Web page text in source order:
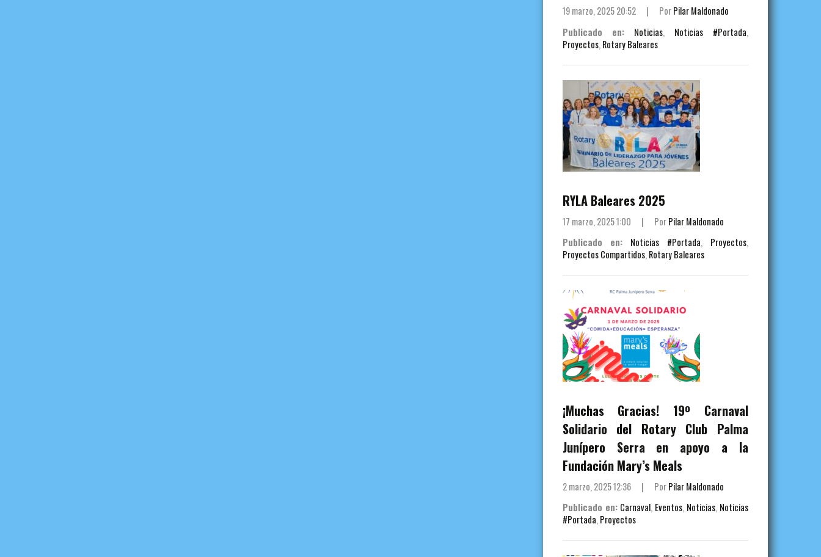
19 marzo, 2025 20:52 | PorPilar Maldonado
Publicado en:
Noticias, Noticias #Portada,
Proyectos, Rotary Baleares
RYLA Baleares 2025
17 marzo, 2025 1:00 | PorPilar Maldonado
Publicado en:
Noticias #Portada, Proyectos,
Proyectos Compartidos, Rotary Baleares
¡Muchas Gracias! 19º Carnaval
Solidario del Rotary Club Palma
Junípero Serra en apoyo a la
Fundación Mary’s Meals
2 marzo, 2025 12:36 | PorPilar Maldonado
Publicado en: Carnaval, Eventos, Noticias, Noticias
#Portada, Proyectos